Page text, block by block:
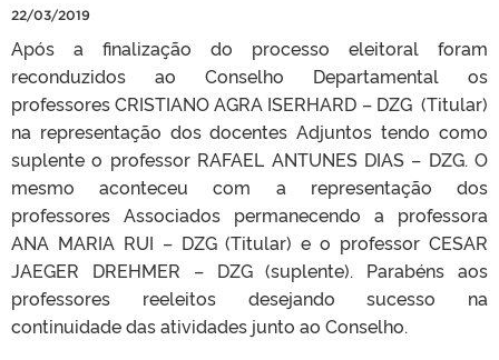
22/03/2019
Após a finalização do processo eleitoral foram
reconduzidos ao Conselho Departamental os
professores CRISTIANO AGRA ISERHARD – DZG (Titular)
na representação dos docentes Adjuntos tendo como
suplente o professor RAFAEL ANTUNES DIAS – DZG. O
mesmo aconteceu com a representação dos
professores Associados permanecendo a professora
ANA MARIA RUI – DZG (Titular) e o professor CESAR
JAEGER DREHMER – DZG (suplente). Parabéns aos
professores reeleitos desejando sucesso na
continuidade das atividades junto ao Conselho.